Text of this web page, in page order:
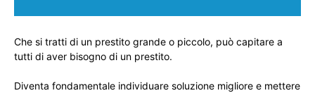
Che si tratti di un prestito grande o piccolo, può capitare a
tutti di aver bisogno di un prestito.
Diventa fondamentale individuare soluzione migliore e mettere